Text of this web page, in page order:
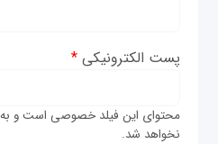
پست الکترونیکی*
محتوای این فیلد خصوصی است و
نخواهد شد.